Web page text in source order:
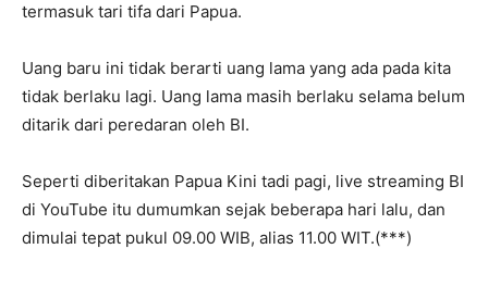
termasuk tari tifa dari Papua.
Uang baru ini tidak berarti uang lama yang ada pada kita
tidak berlaku lagi. Uang lama masih berlaku selama belum
ditarik dari peredaran oleh BI.
Seperti diberitakan Papua Kini tadi pagi, live streaming BI
di YouTube itu dumumkan sejak beberapa hari lalu, dan
dimulai tepat pukul 09.00 WIB, alias 11.00 WIT.(***)